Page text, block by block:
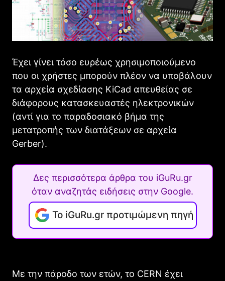
Έχει γίνει τόσο ευρέως χρησιμοποιούμενο
που οι χρήστες μπορούν πλέον να υποβάλουν
τα αρχεία σχεδίασης KiCad απευθείας σε
διάφορους κατασκευαστές ηλεκτρονικών
(αντί για το παραδοσιακό βήμα της
μετατροπής των διατάξεων σε αρχεία
Gerber).
Δες περισσότερα άρθρα του iGuRu.gr
όταν αναζητάς ειδήσεις στην Google.
Το iGuRu.gr προτιμώμενη πηγή
Με την πάροδο των ετών, το CERN έχει